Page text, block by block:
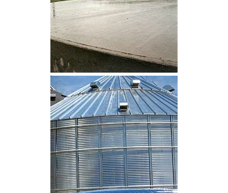
CLIQUEZ POUR AGRANDIR